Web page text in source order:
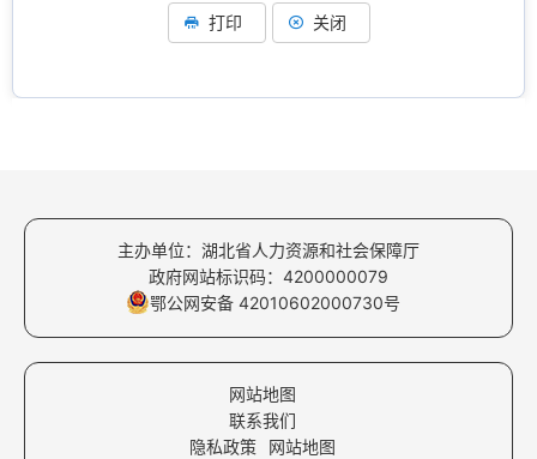
打印 关闭
主办单位：湖北省人力资源和社会保障厅
政府网站标识码：4200000079
鄂公网安备 42010602000730号
网站地图
联系我们
隐私政策
网站地图